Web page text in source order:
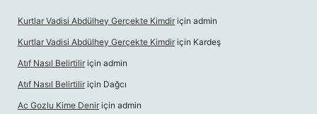
Kurtlar Vadisi Abdülhey Gerçekte Kimdir için admin
Kurtlar Vadisi Abdülhey Gerçekte Kimdir için Kardeş
Atıf Nasıl Belirtilir için admin
Atıf Nasıl Belirtilir için Dağcı
Ac Gozlu Kime Denir için admin